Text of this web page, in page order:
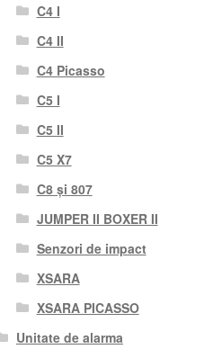
C4 I
C4 II
C4 Picasso
C5 I
C5 II
C5 X7
C8 și 807
JUMPER II BOXER II
Senzori de impact
XSARA
XSARA PICASSO
Unitate de alarma